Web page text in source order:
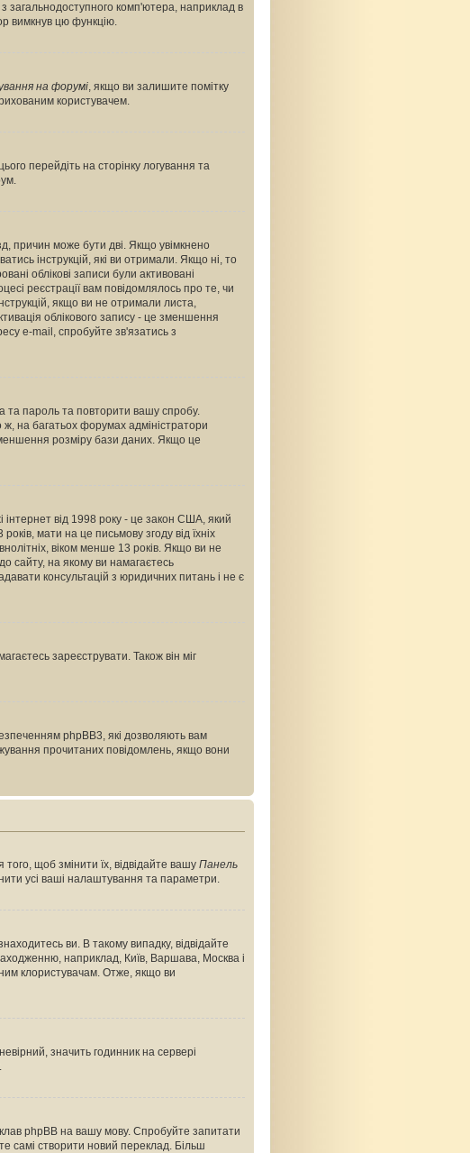
загальнодоступного комп'ютера, наприклад в
вимкнув цю функцію.
на форумі, якщо ви залишите помітку
користувачем.
перейдіть на сторінку логування та
причин може бути дві. Якщо увімкнено
інструкцій, які ви отримали. Якщо ні, то
облікові записи були активовані
реєстрації вам повідомлялось про те, чи
якщо ви не отримали листа,
облікового запису - це зменшення
e-mail, спробуйте зв'язатись з
та пароль та повторити вашу спробу.
на багатьох форумах адміністратори
розміру бази даних. Якщо це
інтернет від 1998 року - це закон США, який
мати на це письмову згоду від їхніх
віком менше 13 років. Якщо ви не
сайту, на якому ви намагаєтесь
консультацій з юридичних питань і не є
зареєструвати. Також він міг
phpBB3, які дозволяють вам
прочитаних повідомлень, якщо вони
щоб змінити їх, відвідайте вашу Панель
усі ваші налаштування та параметри.
ви. В такому випадку, відвідайте
наприклад, Київ, Варшава, Москва і
клористувачам. Отже, якщо ви
значить годинник на сервері
phpBB на вашу мову. Спробуйте запитати
самі створити новий переклад. Більш